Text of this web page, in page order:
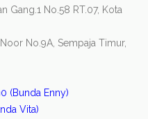
Gang.1 No.58 RT.07, Kota
No.9A, Sempaja Timur,
(Bunda Enny)
Vita)